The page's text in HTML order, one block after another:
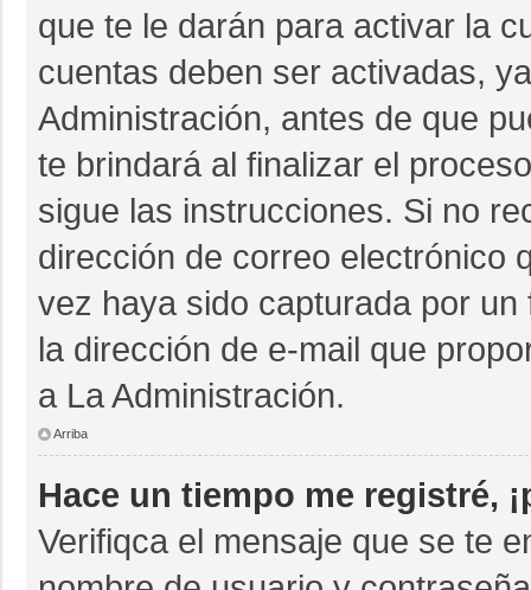
que te le darán para activar la
cuentas deben ser activadas,
Administración, antes de que
te brindará al finalizar el
sigue las instrucciones. Si no
dirección de correo electrónico
vez haya sido capturada por
la dirección de e-mail que
a La Administración.
Arriba
Hace un tiempo me registré,
Verifiqca el mensaje que se te